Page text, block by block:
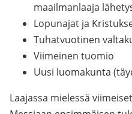
maailmanlaaja
Lopunajat ja
Tuhatvuotinen
Viimeinen tuomio
Uusi luomakunta
Laajassa mielessä